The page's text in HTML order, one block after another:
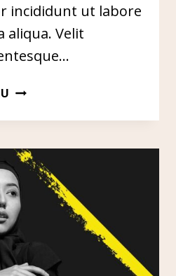
incididunt ut labore
aliqua. Velit
LINK
THROUGH
&
SMART
OUTREACH